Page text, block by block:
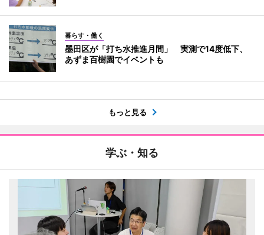
暮らす・働く
墨田区が「打ち水推進月間」 実測で14度低下、
あずま百樹園でイベントも
もっと見る
学ぶ・知る